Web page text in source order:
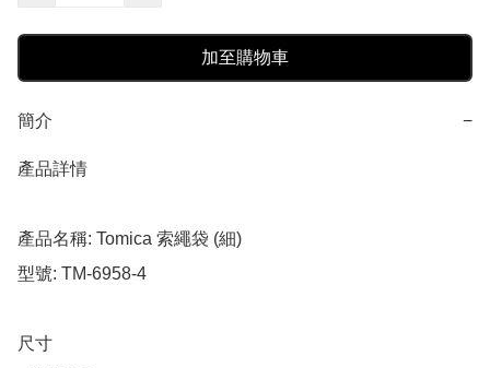
加至購物車
簡介 −
產品詳情
產品名稱: Tomica 索繩袋 (細)
型號: TM-6958-4
尺寸